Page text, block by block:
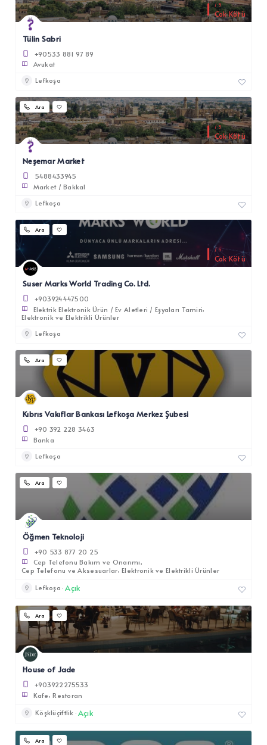
1 5
Çok Kötü
Tülin Sabri
+90533 881 97 89
Avukat
Lefkoşa
Ara
1 5
Çok Kötü
Neşemar Market
5488433945
Market / Bakkal
Lefkoşa
Ara
1 5
Çok Kötü
Suser Marks World Trading Co. Ltd.
+903924447500
Elektrik Elektronik Ürün / Ev Aletleri / Eşyaları Tamiri
Elektronik ve Elektrikli Ürünler
Lefkoşa
Ara
Kıbrıs Vakıflar Bankası Lefkoşa Merkez Şubesi
+90 392 228 3463
Banka
Lefkoşa
Ara
Öğmen Teknoloji
+90 533 877 20 25
Cep Telefonu Bakım ve Onarımı
Cep Telefonu ve Aksesuarlar Elektronik ve Elektrikli Ürünler
Lefkoşa Açık
Ara
House of Jade
+903922275533
Kafe Restoran
Köşklüçiftlik Açık
Ara